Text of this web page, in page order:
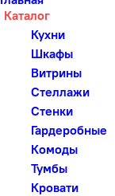
Каталог
Кухни
Шкафы
Витрины
Стеллажи
Стенки
Гардеробные
Комоды
Тумбы
Кровати